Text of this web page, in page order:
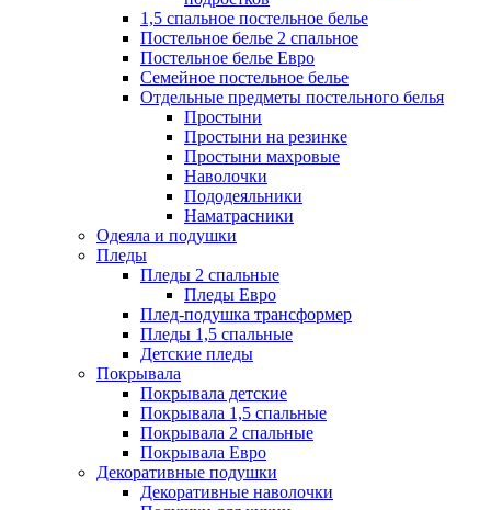
1,5 спальное постельное белье
Постельное белье 2 спальное
Постельное белье Евро
Семейное постельное белье
Отдельные предметы постельного белья
Простыни
Простыни на резинке
Простыни махровые
Наволочки
Пододеяльники
Наматрасники
Одеяла и подушки
Пледы
Пледы 2 спальные
Пледы Евро
Плед-подушка трансформер
Пледы 1,5 спальные
Детские пледы
Покрывала
Покрывала детские
Покрывала 1,5 спальные
Покрывала 2 спальные
Покрывала Евро
Декоративные подушки
Декоративные наволочки